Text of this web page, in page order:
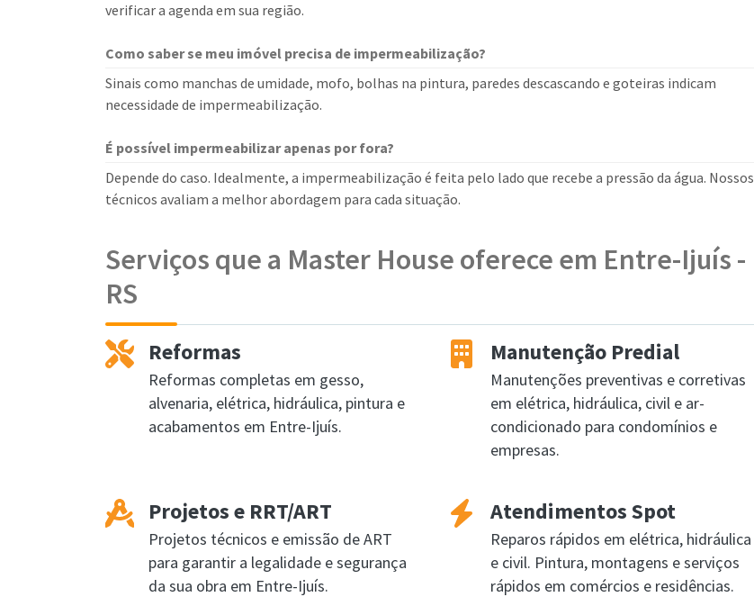
verificar a agenda em sua região.
Como saber se meu imóvel precisa de impermeabilização?
Sinais como manchas de umidade, mofo, bolhas na pintura, paredes descascando e goteiras indicam
necessidade de impermeabilização.
É possível impermeabilizar apenas por fora?
Depende do caso. Idealmente, a impermeabilização é feita pelo lado que recebe a pressão da água. Nossos
técnicos avaliam a melhor abordagem para cada situação.
Serviços que a Master House oferece em Entre-Ijuís -
RS
Reformas
Reformas completas em gesso,
alvenaria, elétrica, hidráulica, pintura e
acabamentos em Entre-Ijuís.
Manutenção Predial
Manutenções preventivas e corretivas
em elétrica, hidráulica, civil e ar-
condicionado para condomínios e
empresas.
Projetos e RRT/ART
Projetos técnicos e emissão de ART
para garantir a legalidade e segurança
da sua obra em Entre-Ijuís.
Atendimentos Spot
Reparos rápidos em elétrica, hidráulica
e civil. Pintura, montagens e serviços
rápidos em comércios e residências.